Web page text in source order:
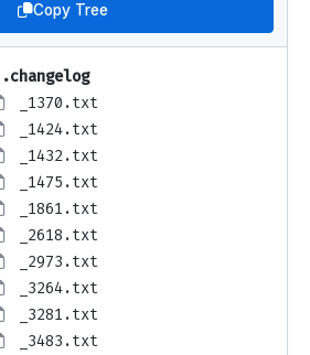
Copy Tree
.changelog
_1370.txt
_1424.txt
_1432.txt
_1475.txt
_1861.txt
_2618.txt
_2973.txt
_3264.txt
_3281.txt
_3483.txt